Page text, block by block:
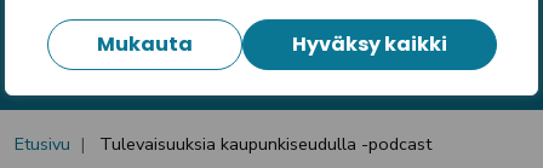
Mukauta Hyväksy kaikki
Etusivu Tulevaisuuksia kaupunkiseudulla -podcast